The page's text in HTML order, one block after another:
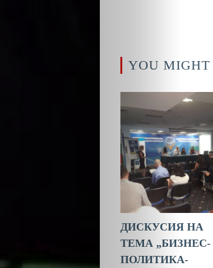
YOU
ДИСКУСИЯ НА
ТЕМА „БИЗНЕС-
ПОЛИТИКА-